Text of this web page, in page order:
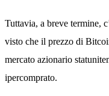
Tuttavia, a breve termine,
visto che il prezzo di
mercato azionario
ipercomprato.